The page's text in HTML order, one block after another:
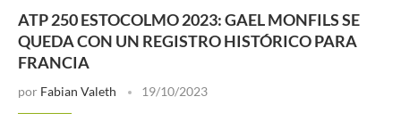
ATP 250 ESTOCOLMO 2023: GAEL MONFILS SE
QUEDA CON UN REGISTRO HISTÓRICO PARA
FRANCIA
por Fabian Valeth 19/10/2023